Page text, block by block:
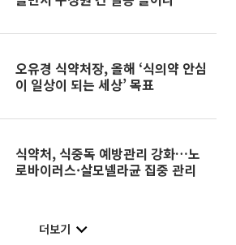
오유경 식약처장, 올해 ‘식의약 안심
이 일상이 되는 세상’ 목표
식약처, 식중독 예방관리 강화…노
로바이러스·살모넬라균 집중 관리
더보기